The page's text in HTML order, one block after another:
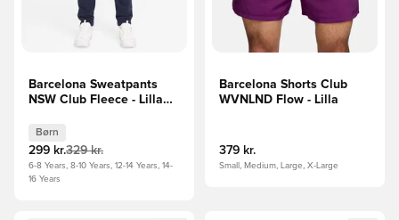
Barcelona Sweatpants
NSW Club Fleece - Lilla
Børn
299 kr.329 kr.
6-8 Years, 8-10 Years, 12-14 Years, 14-
16 Years
Barcelona Shorts Club
WVNLND Flow - Lilla
379 kr.
Small, Medium, Large, X-Large